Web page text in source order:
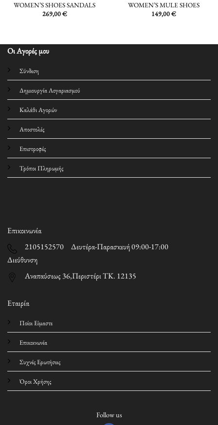
WOMEN’S SHOES SANDALS
269,00€
WOMEN’S MULE SHOES
149,00€
Οι Αγορές μου
Σύνδεση
Δημιουργία Λογαριασμού
Καλάθι Αγορών
Αποστολές
Επιστροφές
Τρόποι Πληρωμής
Εταιρία
Ποίοι Είμαστε
Επικοινωνία
Συχνές Ερωτήσεις
Όροι Χρήσης
Follow us
Επικοινωνία
2105152570 Δευτέρα-Παρασκευή 09:00-17:00
Διεύθυνση
Αναπαύσεως 36,Περιστέρι ΤΚ. 12135